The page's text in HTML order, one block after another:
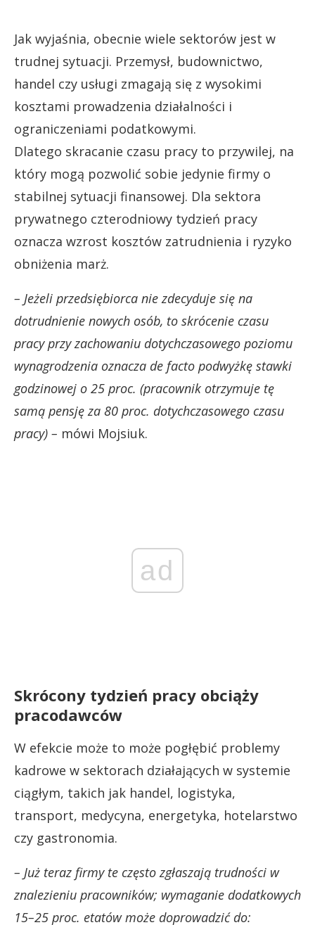
Jak wyjaśnia, obecnie wiele sektorów jest w
trudnej sytuacji. Przemysł, budownictwo,
handel czy usługi zmagają się z wysokimi
kosztami prowadzenia działalności i
ograniczeniami podatkowymi.
Dlatego skracanie czasu pracy to przywilej, na
który mogą pozwolić sobie jedynie firmy o
stabilnej sytuacji finansowej. Dla sektora
prywatnego czterodniowy tydzień pracy
oznacza wzrost kosztów zatrudnienia i ryzyko
obniżenia marż.
– Jeżeli przedsiębiorca nie zdecyduje się na
dotrudnienie nowych osób, to skrócenie czasu
pracy przy zachowaniu dotychczasowego poziomu
wynagrodzenia oznacza de facto podwyżkę stawki
godzinowej o 25 proc. (pracownik otrzymuje tę
samą pensję za 80 proc. dotychczasowego czasu
pracy) – mówi Mojsiuk.
ad
Skrócony tydzień pracy obciąży
pracodawców
W efekcie może to może pogłębić problemy
kadrowe w sektorach działających w systemie
ciągłym, takich jak handel, logistyka,
transport, medycyna, energetyka, hotelarstwo
czy gastronomia.
– Już teraz firmy te często zgłaszają trudności w
znalezieniu pracowników; wymaganie dodatkowych
15–25 proc. etatów może doprowadzić do: